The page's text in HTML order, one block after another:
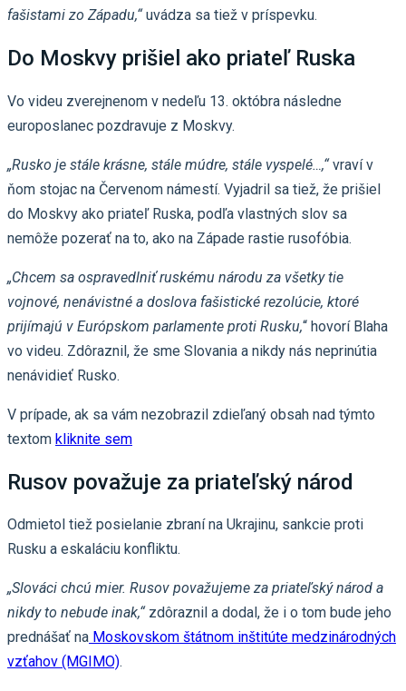
fašistami zo Západu,“uvádza sa tiež v príspevku.
Do Moskvy prišiel ako priateľ Ruska
Vo videu zverejnenom v nedeľu 13. októbra následne
europoslanec pozdravuje z Moskvy.
„Rusko je stále krásne, stále múdre, stále vyspelé…,“vraví v
ňom stojac na Červenom námestí. Vyjadril sa tiež, že prišiel
do Moskvy ako priateľ Ruska, podľa vlastných slov sa
nemôže pozerať na to, ako na Západe rastie rusofóbia.
„Chcem sa ospravedlniť ruskému národu za všetky tie
vojnové, nenávistné a doslova fašistické rezolúcie, ktoré
prijímajú v Európskom parlamente proti Rusku,“ hovorí Blaha
vo videu. Zdôraznil, že sme Slovania a nikdy nás neprinútia
nenávidieť Rusko.
V prípade, ak sa vám nezobrazil zdieľaný obsah nad týmto
textom kliknite sem
Rusov považuje za priateľský národ
Odmietol tiež posielanie zbraní na Ukrajinu, sankcie proti
Rusku a eskaláciu konfliktu.
„Slováci chcú mier. Rusov považujeme za priateľský národ a
nikdy to nebude inak,“ zdôraznil a dodal, že i o tom bude jeho
prednášať na Moskovskom štátnom inštitúte medzinárodných
vzťahov (MGIMO).